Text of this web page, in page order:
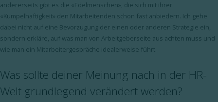
andererseits gibt es die «Edelmenschen», die sich mit ihrer
«Kumpelhaftigkeit» den Mitarbeitenden schon fast anbiedern. Ich gehe
dabei nicht auf eine Bevorzugung der einen oder anderen Strategie ein,
sondern erkläre, auf was man von Arbeitgeberseite aus achten muss und
wie man ein Mitarbeitergespräche idealerweise führt.
Was sollte deiner Meinung nach in der HR-
Welt grundlegend verändert werden?